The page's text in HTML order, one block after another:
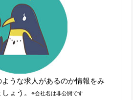
うな求人があるのか情報をみ
しょう。※会社名は非公開です